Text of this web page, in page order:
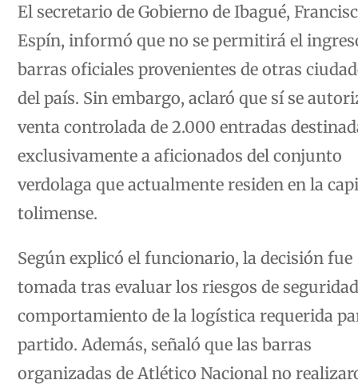
El secretario de Gobierno de Ibagué,
Espín, informó que no se permitirá el
barras oficiales provenientes de otras
del país. Sin embargo, aclaró que sí se
venta controlada de 2.000 entradas
exclusivamente a aficionados del conjunto
verdolaga que actualmente residen en la
tolimense.
Según explicó el funcionario, la decisión fue
tomada tras evaluar los riesgos de
comportamiento de la logística requerida
partido. Además, señaló que las barras
organizadas de Atlético Nacional no